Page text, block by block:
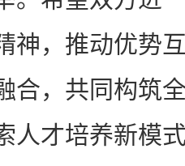
神，推动优势
合，共同构筑
人才培养新模